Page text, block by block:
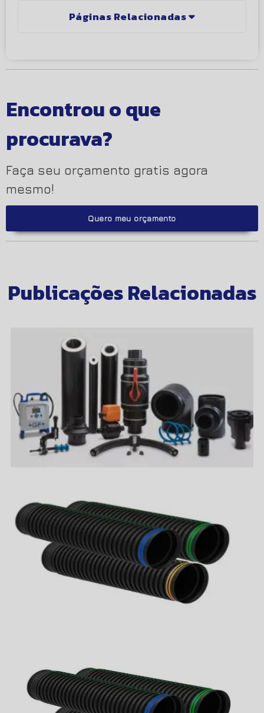
Páginas Relacionadas
Encontrou o que
procurava?
Faça seu orçamento gratis agora
mesmo!
Quero meu orçamento
Publicações Relacionadas